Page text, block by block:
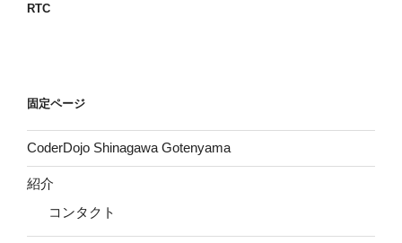
RTC
固定ページ
CoderDojo Shinagawa Gotenyama
紹介
コンタクト